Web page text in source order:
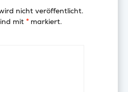
nicht veröffentlicht.
mit *markiert.